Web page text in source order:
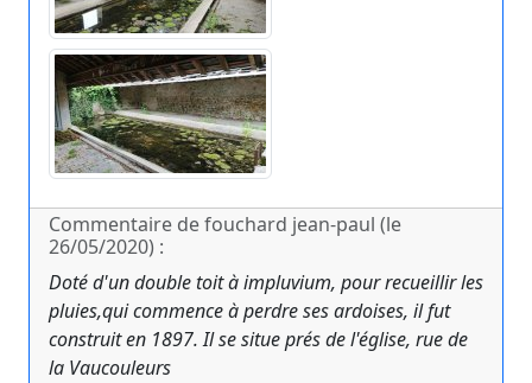
Commentaire de fouchard jean-paul (le
26/05/2020) :
Doté d'un double toit à impluvium, pour recueillir les
pluies,qui commence à perdre ses ardoises, il fut
construit en 1897. Il se situe prés de l'église, rue de
la Vaucouleurs